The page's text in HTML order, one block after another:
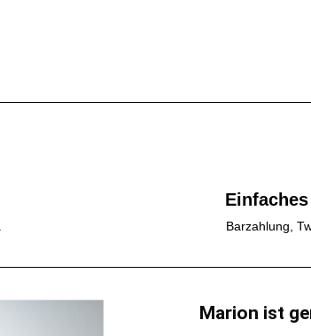
Barzahlung,
Marion ist